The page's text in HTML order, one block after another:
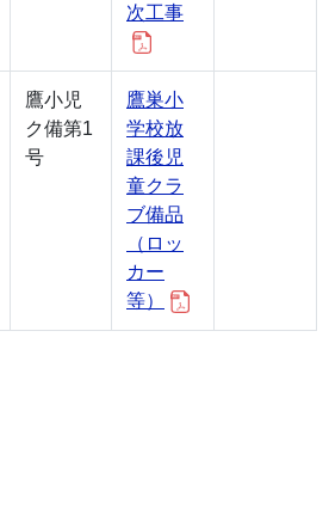
次工事
鷹小児
ク備第1
号
鷹巣小
学校放
課後児
童クラ
ブ備品
（ロッ
カー
等）